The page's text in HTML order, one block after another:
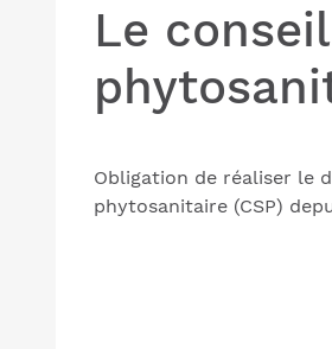
Le
Obligation de réaliser le
phytosanitaire (CSP)